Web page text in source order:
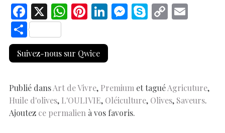
F
ac
e
b
o
k
X W
at
s
p
p
Pi
er
es
Li
k
e
n
M
er
S C
n
k
S
h
ar
Suivez-nous sur Qwice
Publié dansArt de Vivre, Premium et taguéAgricuture,
Huile d'olives, L'OULIVIE, Oléiculture, Olives, Saveurs.
Ajoutez ce permalien à vos favoris.